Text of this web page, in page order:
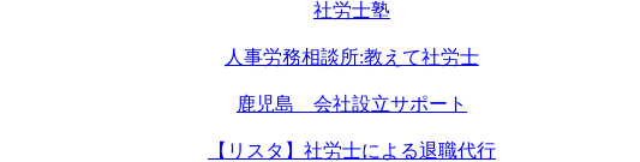
社労士塾
人事労務相談所:教えて社労士
鹿児島 会社設立サポート
【リスタ】社労士による退職代行